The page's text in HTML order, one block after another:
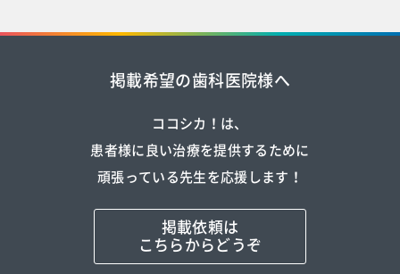
掲載希望の歯科医院様へ
ココシカ！は、
患者様に良い治療を提供するために
頑張っている先生を応援します！
掲載依頼は
こちらからどうぞ